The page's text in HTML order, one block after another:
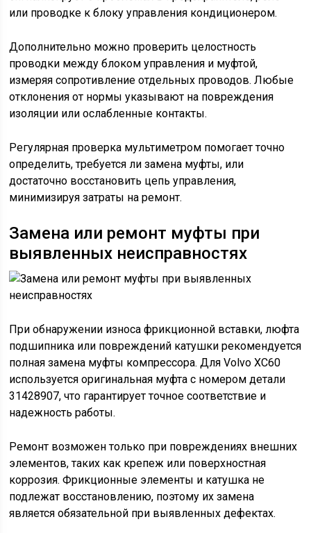
или проводке к блоку управления кондиционером.
Дополнительно можно проверить целостность
проводки между блоком управления и муфтой,
измеряя сопротивление отдельных проводов. Любые
отклонения от нормы указывают на повреждения
изоляции или ослабленные контакты.
Регулярная проверка мультиметром помогает точно
определить, требуется ли замена муфты, или
достаточно восстановить цепь управления,
минимизируя затраты на ремонт.
Замена или ремонт муфты при
выявленных неисправностях
При обнаружении износа фрикционной вставки, люфта
подшипника или повреждений катушки рекомендуется
полная замена муфты компрессора. Для Volvo XC60
используется оригинальная муфта с номером детали
31428907, что гарантирует точное соответствие и
надежность работы.
Ремонт возможен только при повреждениях внешних
элементов, таких как крепеж или поверхностная
коррозия. Фрикционные элементы и катушка не
подлежат восстановлению, поэтому их замена
является обязательной при выявленных дефектах.